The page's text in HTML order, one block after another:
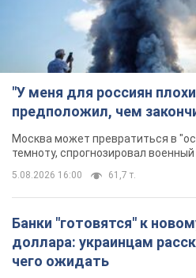
"У меня для россиян
предположил, чем
Москва может превратиться в
темноту, спрогнозировал военный
5.08.2026 16:00 61,7 т.
Банки "готовятся" к
доллара: украинцам
чего ожидать